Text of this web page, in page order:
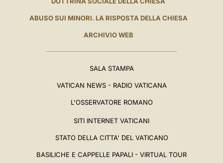
ABUSO SUI MINORI. LA RISPOSTA DELLA CHIESA
ARCHIVIO WEB
SALA STAMPA
VATICAN NEWS - RADIO VATICANA
L'OSSERVATORE ROMANO
SITI INTERNET VATICANI
STATO DELLA CITTA' DEL VATICANO
BASILICHE E CAPPELLE PAPALI - VIRTUAL TOUR